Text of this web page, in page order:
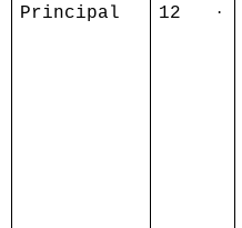
Principal 12 ·